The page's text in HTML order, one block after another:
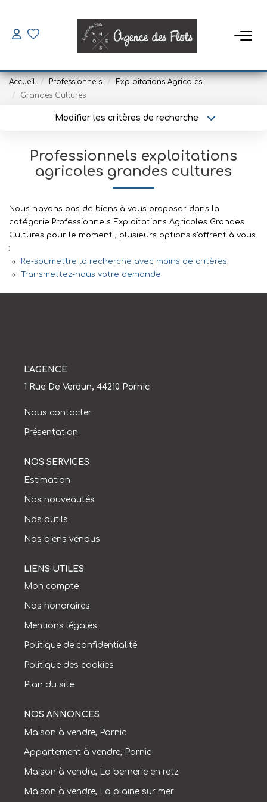
Louer
Mettre En Location
LOUER
Mettre En Location
Accueil Professionnels
Exploitations Agricoles
Grandes Cultures
Modifier les critères de recherche
Sélectionnez...
Type de bien
Surface min
Créer une alerte
Professionnels exploitations
agricoles grandes cultures
Nous n'avons pas de biens à vous proposer dans la
catégorie Professionnels Exploitations Agricoles Grandes
Cultures pour le moment , plusieurs options s'offrent à vous
:
Re-soumettre la recherche avec moins de critères.
Transmettez-nous votre demande
L'AGENCE
1 Rue De Verdun, 44210 Pornic
Nous contacter
Présentation
NOS SERVICES
Estimation
Nos nouveautés
Nos outils
Nos biens vendus
LIENS UTILES
Mon compte
Nos honoraires
Mentions légales
Politique de confidentialité
Politique des cookies
Plan du site
NOS ANNONCES
Maison à vendre, Pornic
Appartement à vendre, Pornic
Maison à vendre, La bernerie en retz
Maison à vendre, La plaine sur mer